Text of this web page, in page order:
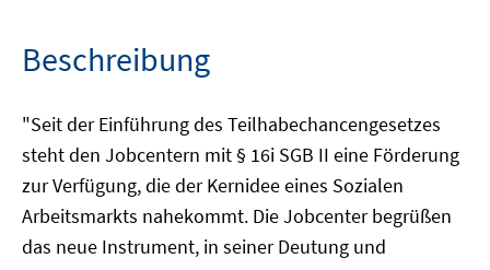
Beschreibung
"Seit der Einführung des Teilhabechancengesetzes
steht den Jobcentern mit § 16i SGB II eine Förderung
zur Verfügung, die der Kernidee eines Sozialen
Arbeitsmarkts nahekommt. Die Jobcenter begrüßen
das neue Instrument, in seiner Deutung und